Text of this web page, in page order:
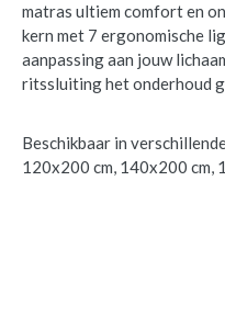
matras ultiem comfort en
kern met 7 ergonomische
aanpassing aan jouw
ritssluiting het onderhoud
Beschikbaar in
120x200 cm, 140x200 cm,